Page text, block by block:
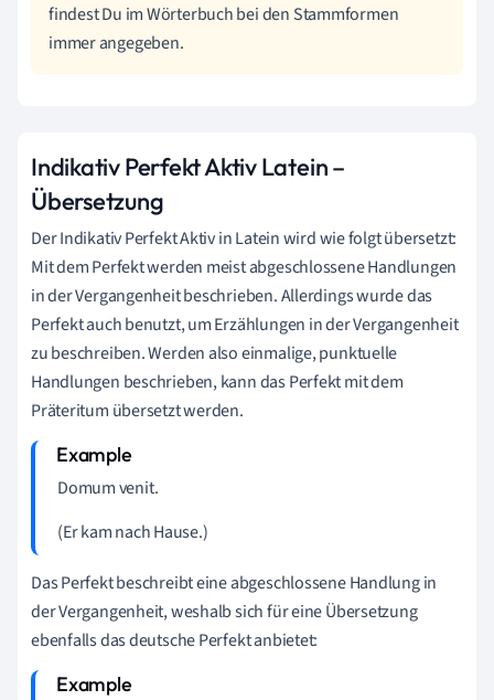
findest Du im Wörterbuch bei den Stammformen
immer angegeben.
Indikativ Perfekt Aktiv Latein –
Übersetzung
Der Indikativ Perfekt Aktiv in Latein wird wie folgt übersetzt:
Mit dem Perfekt werden meist abgeschlossene Handlungen
in der Vergangenheit beschrieben. Allerdings wurde das
Perfekt auch benutzt, um Erzählungen in der Vergangenheit
zu beschreiben. Werden also einmalige, punktuelle
Handlungen beschrieben, kann das Perfekt mit dem
Präteritum übersetzt werden.
Domum venit.
(Er kam nach Hause.)
Das Perfekt beschreibt eine abgeschlossene Handlung in
der Vergangenheit, weshalb sich für eine Übersetzung
ebenfalls das deutsche Perfekt anbietet: